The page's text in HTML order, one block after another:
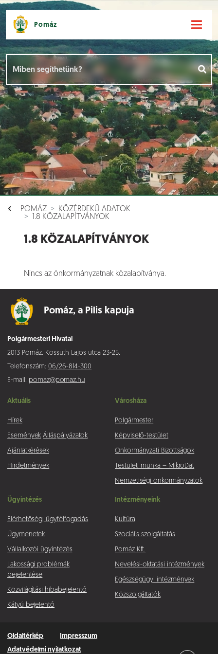
Pomáz
POMÁZ
KÖZÉRDEKŰ ADATOK
1.8 KÖZALAPÍTVÁNYOK
1.8 KÖZALAPÍTVÁNYOK
Nincs az önkormányzatnak közalapítványa.
Pomáz, a Pilis kapuja
Polgármesteri Hivatal
2013 Pomáz, Kossuth Lajos utca 23-25.
Telefonszám: 06/26-814-300
E-mail: pomaz@pomaz.hu
Aktuális
Hírek
Események Álláspályázatok
Ajánlatkérések
Hirdetmények
Városháza
Polgármester
Képviselő-testület
Önkormányzati Bizottságok
Testületi munka – MikroDat
Nemzetiségi önkormányzatok
Ügyintézés
Elérhetőség, ügyfélfogadás
Ügymenetek
Vállalkozói ügyintézés
Lakossági problémák
bejelentése
Közvilágítási hibabejelentő
Kátyú bejelentő
Intézményeink
Kultúra
Szociális szolgáltatás
Pomáz Kft.
Nevelési-oktatási intézmények
Egészségügyi intézmények
Közszolgáltatók
Oldaltérkép
Impresszum
Adatvédelmi nyilatkozat
Események []
Dokumentumok [ ]
Aloldalak []